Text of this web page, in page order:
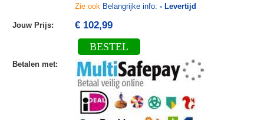
Zie ook Belangrijke info: - Levertijd
Jouw Prijs: € 102,99
BESTEL
Betalen met: